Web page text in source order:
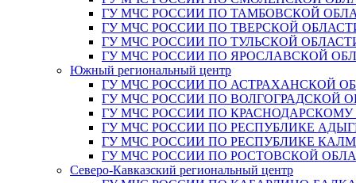
ГУ МЧС РОССИИ ПО ТАМБОВСКОЙ
ГУ МЧС РОССИИ ПО ТВЕРСКОЙ
ГУ МЧС РОССИИ ПО ТУЛЬСКОЙ
ГУ МЧС РОССИИ ПО ЯРОСЛАВСКОЙ
Южный региональный центр
ГУ МЧС РОССИИ ПО АСТРАХАНСКОЙ
ГУ МЧС РОССИИ ПО ВОЛГОГРАДСКОЙ
ГУ МЧС РОССИИ ПО
ГУ МЧС РОССИИ ПО РЕСПУБЛИКЕ
ГУ МЧС РОССИИ ПО РЕСПУБЛИКЕ
ГУ МЧС РОССИИ ПО РОСТОВСКОЙ
Северо-Кавказский региональный центр